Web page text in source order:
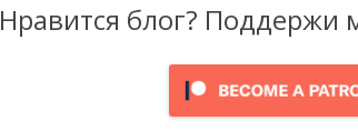
Нравится блог? Поддержи